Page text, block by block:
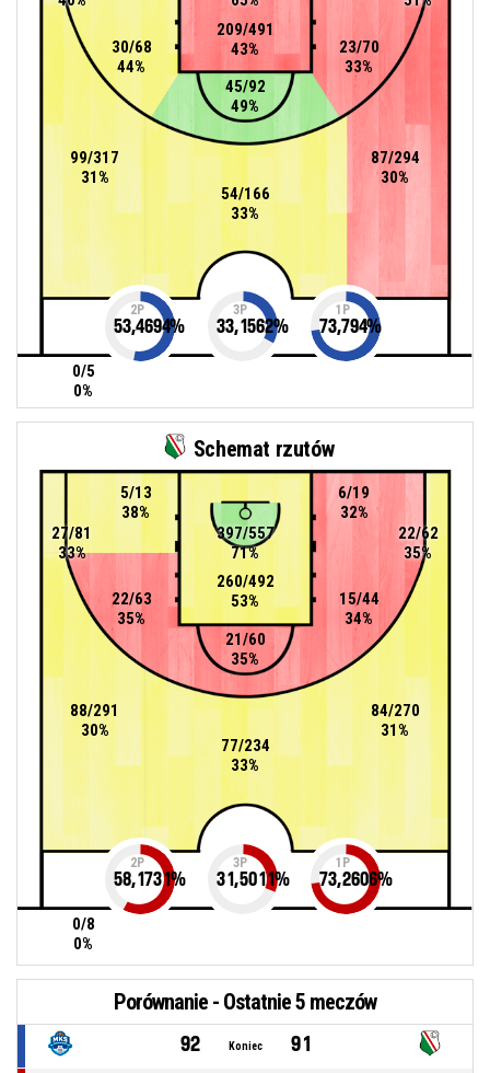
54/166
33%
99/317
31%
87/294
30%
209/491
43%
23/70
33%
30/68
44%
45/92
49%
0/5
0%
2P
53,4694%
3P
33,1562%
1P
73,794%
Schemat rzutów
27/81
33%
260/492
53%
15/44
34%
397/557
71%
77/234
33%
84/270
31%
22/63
35%
6/19
32%
88/291
30%
21/60
35%
22/62
35%
0/8
0%
5/13
38%
2P
58,1731%
3P
31,5011%
1P
73,2606%
Porównanie - Ostatnie 5 meczów
92 Koniec
91